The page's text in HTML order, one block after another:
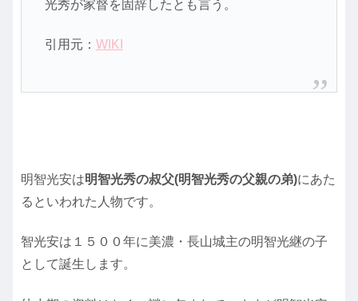
光秀が家督を固辞したとも言う。
引用元： WIKI
明智光安は明智光秀の叔父(明智光秀の父親の弟)にあた
るといわれた人物です。
智光安は１５００年に美濃・長山城主の明智光継の子
として誕生します。